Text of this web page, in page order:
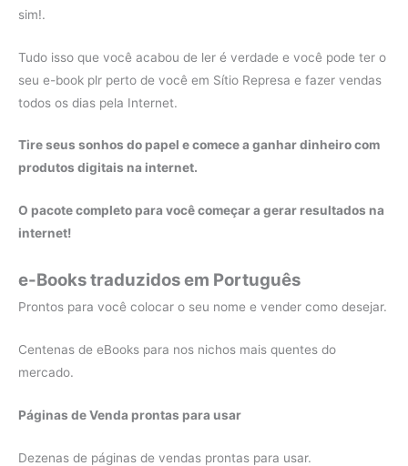
sim!.
Tudo isso que você acabou de ler é verdade e você pode ter o
seu e-book plr perto de você em Sítio Represa e fazer vendas
todos os dias pela Internet.
Tire seus sonhos do papel e comece a ganhar dinheiro com
produtos digitais na internet.
O pacote completo para você começar a gerar resultados na
internet!
e-Books traduzidos em Português
Prontos para você colocar o seu nome e vender como desejar.
Centenas de eBooks para nos nichos mais quentes do
mercado.
Páginas de Venda prontas para usar
Dezenas de páginas de vendas prontas para usar.